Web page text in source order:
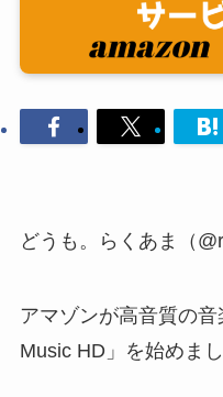
どうも。らくあま（
アマゾンが高音質の
Music HD」を始めまし